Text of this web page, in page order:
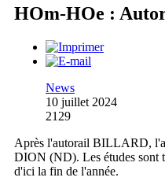
HOm-HOe :
News
10 juillet 2024
2129
Après l'autorail BILLARD,
DION (ND). Les études sont
d'ici la fin de l'année.